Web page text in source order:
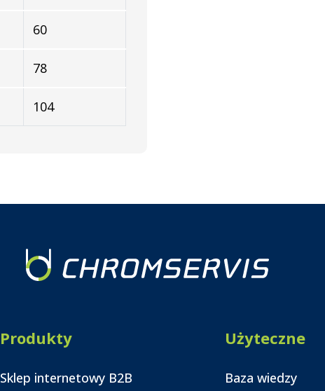
60
78
104
Produkty
Sklep internetowy B2B
Użyteczne
Baza wiedzy